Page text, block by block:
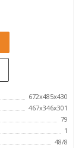
672x485x430
467x346x301
79
1
48/8